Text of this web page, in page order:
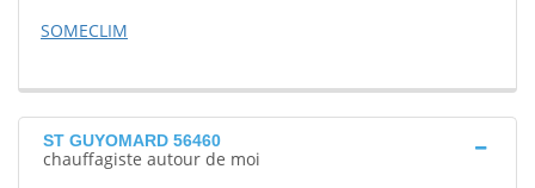
SOMECLIM
ST GUYOMARD 56460
chauffagiste autour de moi